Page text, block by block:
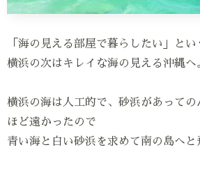
「海の見える部屋で暮らしたい」とい
横浜の次はキレイな海の見える沖縄へ
横浜の海は人工的で、砂浜があって
ほど遠かったので
青い海と白い砂浜を求めて南の島へと